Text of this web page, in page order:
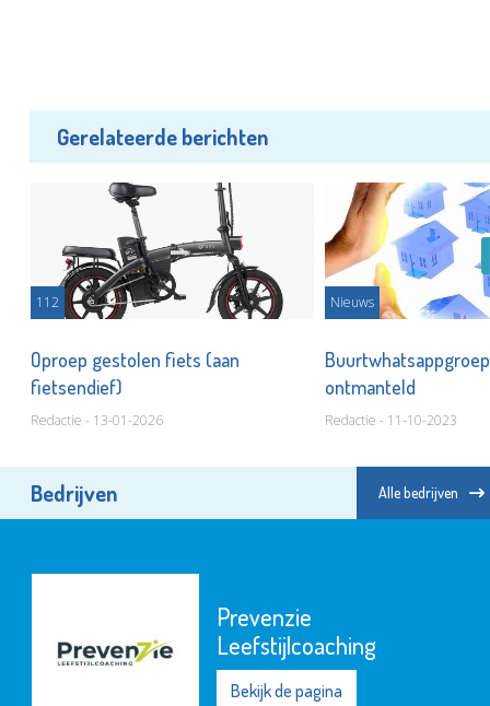
Gerelateerde berichten
112
Oproep gestolen fiets (aan
fietsendief)
Redactie - 13-01-2026
Nieuws
ontmanteld
Redactie - 11-10-2023
Bedrijven Alle bedrijven
Prevenzie
Leefstijlcoaching
Bekijk de pagina